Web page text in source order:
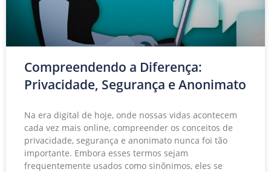
Compreendendo a Diferença:
Privacidade, Segurança e Anonimato
Na era digital de hoje, onde nossas vidas acontecem
cada vez mais online, compreender os conceitos de
privacidade, segurança e anonimato nunca foi tão
importante. Embora esses termos sejam
frequentemente usados como sinônimos, eles se